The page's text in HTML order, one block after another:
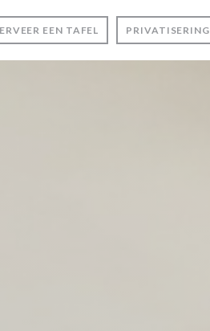
EEN TAFEL PRIVATISERING